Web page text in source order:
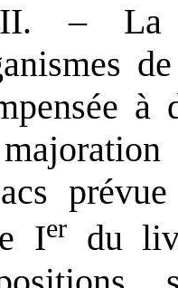
– La
à
Ier
du